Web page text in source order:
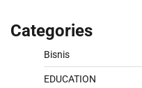
Categories
Bisnis
EDUCATION